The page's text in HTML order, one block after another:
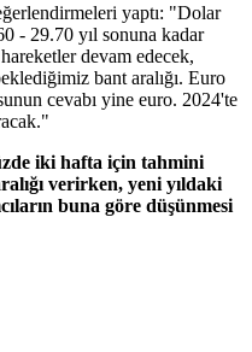
yaptı: "Dolar
- 29.70 yıl sonuna kadar
devam edecek,
bant aralığı. Euro
cevabı yine euro. 2024'te
iki hafta için tahmini
verirken, yeni yıldaki
buna göre düşünmesi